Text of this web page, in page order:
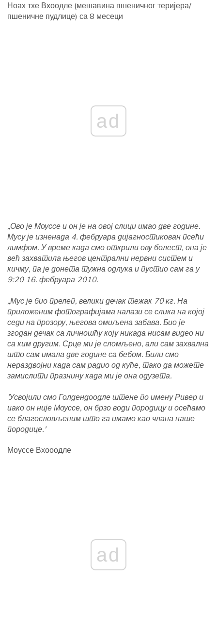
Ноах тхе Вхоодле (мешавина пшеничног теријера/
пшеничне пудлице) са 8 месеци
ad
„Ово је Моуссе и он је на овој слици имао две године.
Мусу је изненада 4. фебруара дијагностикован псећи
лимфом. У време када смо открили ову болест, она је
већ захватила његов централни нервни систем и
кичму, па је донета тужна одлука и пустио сам га у
9:20 16. фебруара 2010.
„Мус је био прелеп, велики дечак тежак 70 кг. На
приложеним фотографијама налази се слика на којој
седи на прозору, његова омиљена забава. Био је
згодан дечак са личношћу коју никада нисам видео ни
са ким другим. Срце ми је сломљено, али сам захвална
што сам имала две године са бебом. Били смо
нераздвојни када сам радио од куће, тако да можете
замислити празнину када ми је она одузета.
'Усвојили смо Голдендоодле штене по имену Ривер и
иако он није Моуссе, он брзо води породицу и осећамо
се благословљеним што га имамо као члана наше
породице.'
Моуссе Вхооодле
ad